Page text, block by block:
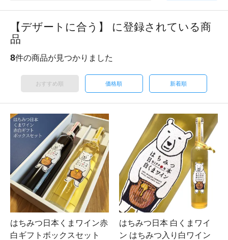
【デザートに合う】 に登録されている商
品
8件の商品が見つかりました
おすすめ順 価格順 新着順
はちみつ日本くまワイン赤
白ギフトボックスセット
はちみつ日本 白くまワイ
ン はちみつ入り白ワイン